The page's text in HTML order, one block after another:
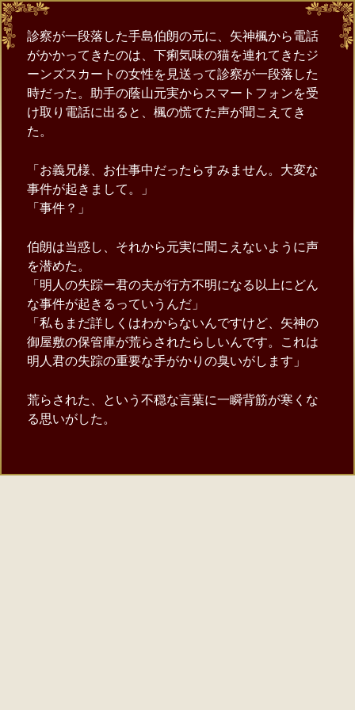
診察が一段落した手島伯朗の元に、矢神楓から電話
がかかってきたのは、下痢気味の猫を連れてきたジ
ーンズスカートの女性を見送って診察が一段落した
時だった。助手の蔭山元実からスマートフォンを受
け取り電話に出ると、楓の慌てた声が聞こえてき
た。
「お義兄様、お仕事中だったらすみません。大変な
事件が起きまして。」
「事件？」
伯朗は当惑し、それから元実に聞こえないように声
を潜めた。
「明人の失踪ー君の夫が行方不明になる以上にどん
な事件が起きるっていうんだ」
「私もまだ詳しくはわからないんですけど、矢神の
御屋敷の保管庫が荒らされたらしいんです。これは
明人君の失踪の重要な手がかりの臭いがします」
荒らされた、という不穏な言葉に一瞬背筋が寒くな
る思いがした。